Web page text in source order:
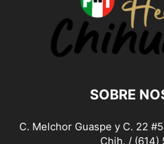
SOBRE
C. Melchor Guaspe y C. 22
Chih. / (614)